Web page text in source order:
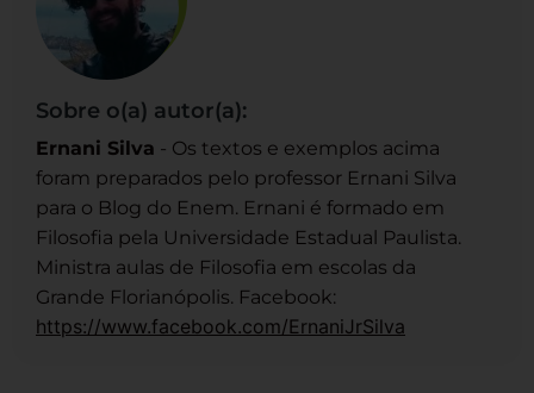
Sobre o(a) autor(a):
Ernani Silva - Os textos e exemplos acima
foram preparados pelo professor Ernani Silva
para o Blog do Enem. Ernani é formado em
Filosofia pela Universidade Estadual Paulista.
Ministra aulas de Filosofia em escolas da
Grande Florianópolis. Facebook:
https://www.facebook.com/ErnaniJrSilva